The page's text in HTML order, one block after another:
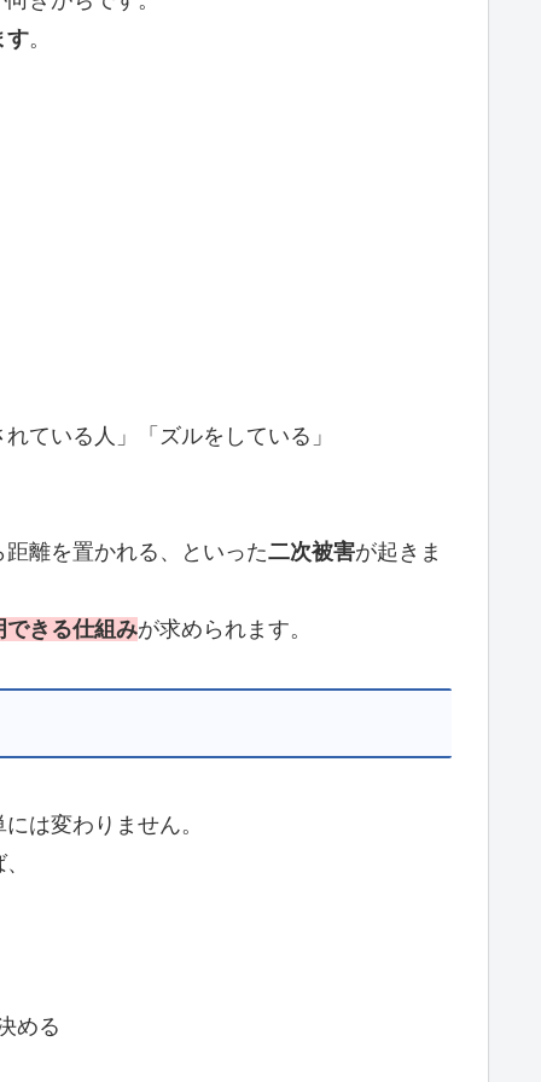
す。
ている人」「ズルをしている」
離を置かれる、といった二次被害が起きま
できる仕組みが求められます。
は変わりません。
める